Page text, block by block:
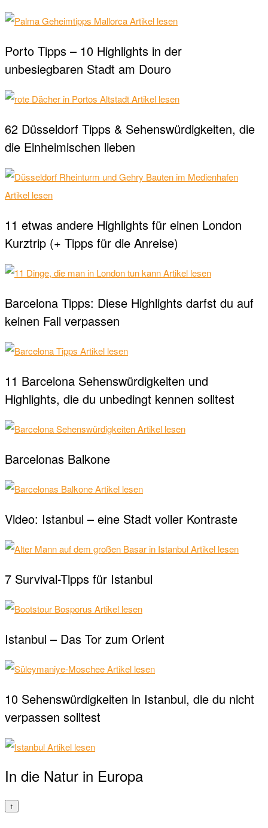
Artikel lesen
Porto Tipps – 10 Highlights in der
unbesiegbaren Stadt am Douro
Artikel lesen
62 Düsseldorf Tipps & Sehenswürdigkeiten, die
die Einheimischen lieben
Artikel lesen
11 etwas andere Highlights für einen London
Kurztrip (+ Tipps für die Anreise)
Artikel lesen
Barcelona Tipps: Diese Highlights darfst du auf
keinen Fall verpassen
Artikel lesen
11 Barcelona Sehenswürdigkeiten und
Highlights, die du unbedingt kennen solltest
Artikel lesen
Barcelonas Balkone
Artikel lesen
Video: Istanbul – eine Stadt voller Kontraste
Artikel lesen
7 Survival-Tipps für Istanbul
Artikel lesen
Istanbul – Das Tor zum Orient
Artikel lesen
10 Sehenswürdigkeiten in Istanbul, die du nicht
verpassen solltest
Artikel lesen
In die Natur in Europa
↑